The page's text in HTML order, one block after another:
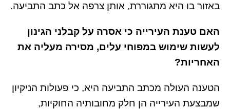
באזור בו היא מתגוררת, אותן צרפה אל כתב התביעה.
האם טענת העירייה כי אסרה על קבלני הגינון
לעשות שימוש במפוחי עלים, מסירה מעליה את
האחריות?
הטענה העולה מכתב התביעה היא, כי פעולות הניקיון
שמבצעת העירייה הן חלק מחובותיה החוקיות,